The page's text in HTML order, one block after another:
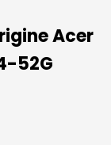
Acer
52G